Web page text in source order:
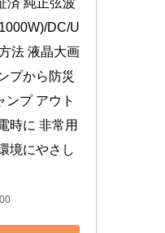
DC/U
法 液晶大画
プから防災
ンプ アウト
時に 非常用
境にやさし